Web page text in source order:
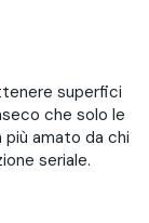
EN
superfici
che solo le
più amato da chi
seriale.